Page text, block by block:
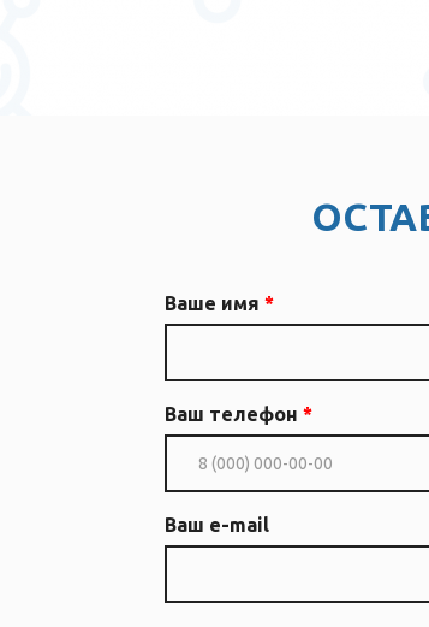
Ваше имя
Ваш телефон
Ваш e-mail